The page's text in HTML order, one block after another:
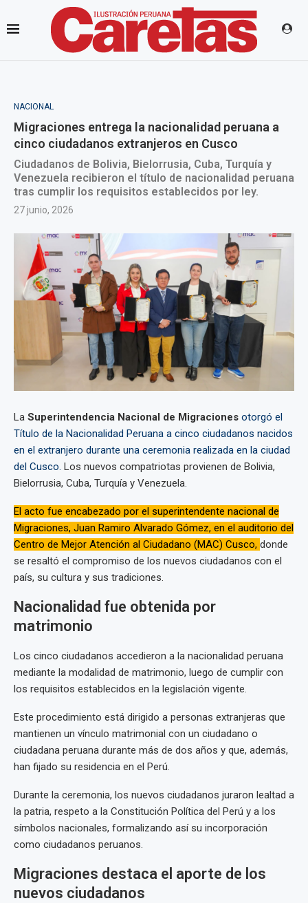
NACIONAL
Migraciones entrega la nacionalidad peruana a
cinco ciudadanos extranjeros en Cusco
Ciudadanos de Bolivia, Bielorrusia, Cuba, Turquía y
Venezuela recibieron el título de nacionalidad peruana
tras cumplir los requisitos establecidos por ley.
27 junio, 2026
La Superintendencia Nacional de Migraciones otorgó el
Título de la Nacionalidad Peruana a cinco ciudadanos nacidos
en el extranjero durante una ceremonia realizada en la ciudad
del Cusco. Los nuevos compatriotas provienen de Bolivia,
Bielorrusia, Cuba, Turquía y Venezuela.
El acto fue encabezado por el superintendente nacional de
Migraciones, Juan Ramiro Alvarado Gómez, en el auditorio del
Centro de Mejor Atención al Ciudadano (MAC) Cusco, donde
se resaltó el compromiso de los nuevos ciudadanos con el
país, su cultura y sus tradiciones.
Nacionalidad fue obtenida por
matrimonio
Los cinco ciudadanos accedieron a la nacionalidad peruana
mediante la modalidad de matrimonio, luego de cumplir con
los requisitos establecidos en la legislación vigente.
Este procedimiento está dirigido a personas extranjeras que
mantienen un vínculo matrimonial con un ciudadano o
ciudadana peruana durante más de dos años y que, además,
han fijado su residencia en el Perú.
Durante la ceremonia, los nuevos ciudadanos juraron lealtad a
la patria, respeto a la Constitución Política del Perú y a los
símbolos nacionales, formalizando así su incorporación
como ciudadanos peruanos.
Migraciones destaca el aporte de los
nuevos ciudadanos